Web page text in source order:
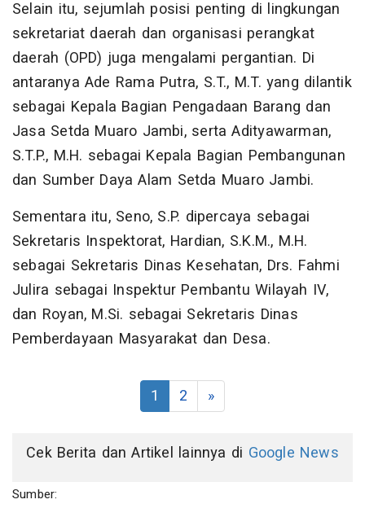
Selain itu, sejumlah posisi penting di lingkungan
sekretariat daerah dan organisasi perangkat
daerah (OPD) juga mengalami pergantian. Di
antaranya Ade Rama Putra, S.T., M.T. yang dilantik
sebagai Kepala Bagian Pengadaan Barang dan
Jasa Setda Muaro Jambi, serta Adityawarman,
S.T.P., M.H. sebagai Kepala Bagian Pembangunan
dan Sumber Daya Alam Setda Muaro Jambi.
Sementara itu, Seno, S.P. dipercaya sebagai
Sekretaris Inspektorat, Hardian, S.K.M., M.H.
sebagai Sekretaris Dinas Kesehatan, Drs. Fahmi
Julira sebagai Inspektur Pembantu Wilayah IV,
dan Royan, M.Si. sebagai Sekretaris Dinas
Pemberdayaan Masyarakat dan Desa.
1 2 »
Cek Berita dan Artikel lainnya di Google News
Sumber: